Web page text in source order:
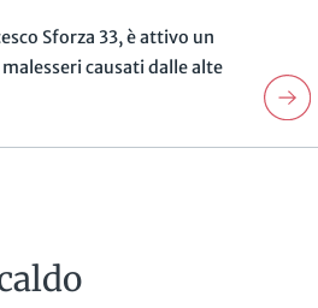
Sforza 33, è attivo un
causati dalle alte